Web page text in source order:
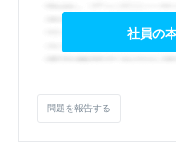
社員の
問題を報告する